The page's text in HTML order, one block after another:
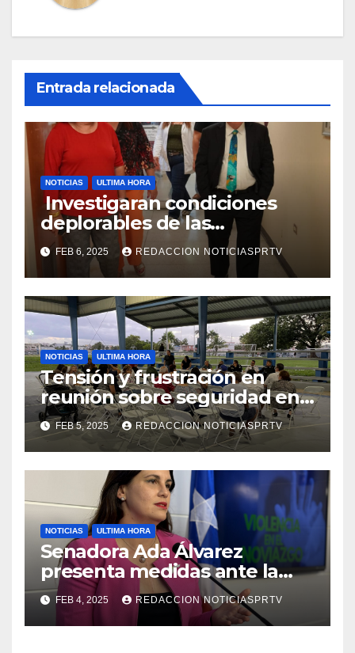
Entrada relacionada
NOTICIAS ULTIMA HORA
Investigaran condiciones
deplorables de las
facilidades el Departamento
de la Salud en Mayagüez
FEB 6, 2025 REDACCION NOTICIASPRTV
NOTICIAS ULTIMA HORA
Tensión y frustración en
reunión sobre seguridad en
Reparto Metropolitano
FEB 5, 2025 REDACCION NOTICIASPRTV
NOTICIAS ULTIMA HORA
Senadora Ada Álvarez
presenta medidas ante la
violencia en el noviazgo
FEB 4, 2025 REDACCION NOTICIASPRTV